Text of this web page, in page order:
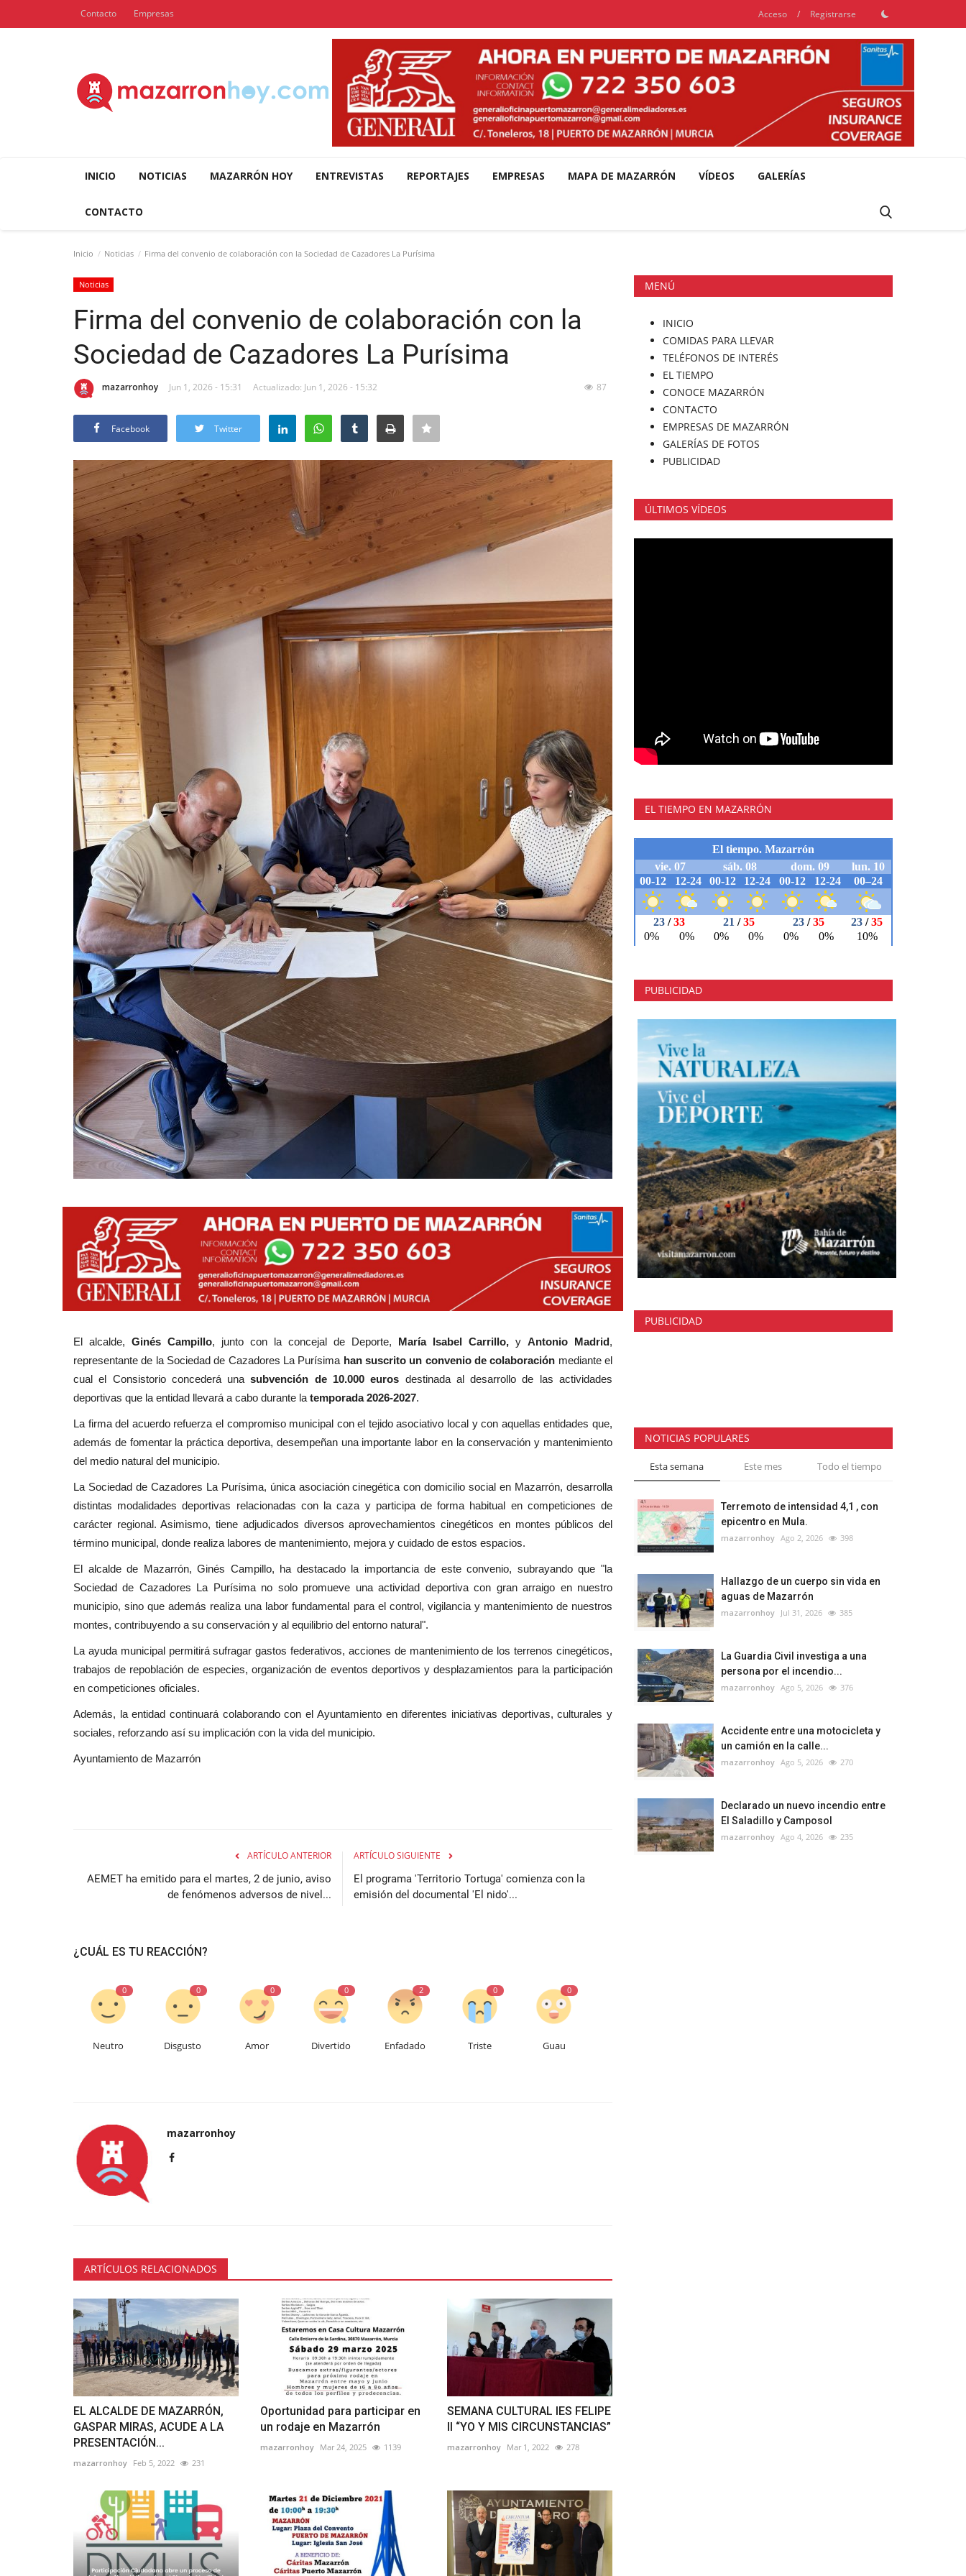
Contacto Empresas Acceso / Registrarse
INICIO NOTICIAS MAZARRÓN HOY ENTREVISTAS REPORTAJES EMPRESAS MAPA DE MAZARRÓN VÍDEOS GALERÍAS
CONTACTO
Inicio Noticias Firma del convenio de colaboración con la Sociedad de Cazadores La Purísima
Noticias
Firma del convenio de colaboración con la
Sociedad de Cazadores La Purísima
mazarronhoy Jun 1, 2026 - 15:31 Actualizado: Jun 1, 2026 - 15:32 87
Facebook Twitter
El alcalde, Ginés Campillo, junto con la concejal de Deporte, María Isabel Carrillo, y Antonio Madrid,
representante de la Sociedad de Cazadores La Purísima han suscrito un convenio de colaboración mediante el
cual el Consistorio concederá unasubvención de 10.000 euros destinada al desarrollo de las actividades
deportivas que la entidad llevará a cabo durante la temporada 2026-2027.
La firma del acuerdo refuerza el compromiso municipal con el tejido asociativo local y con aquellas entidades que,
además de fomentar la práctica deportiva, desempeñan una importante labor en la conservación y mantenimiento
del medio natural del municipio.
La Sociedad de Cazadores La Purísima, única asociación cinegética con domicilio social en Mazarrón, desarrolla
distintas modalidades deportivas relacionadas con la caza y participa de forma habitual en competiciones de
carácter regional. Asimismo, tiene adjudicados diversos aprovechamientos cinegéticos en montes públicos del
término municipal, donde realiza labores de mantenimiento, mejora y cuidado de estos espacios.
El alcalde de Mazarrón, Ginés Campillo, ha destacado la importancia de este convenio, subrayando que "la
Sociedad de Cazadores La Purísima no solo promueve una actividad deportiva con gran arraigo en nuestro
municipio, sino que además realiza una labor fundamental para el control, vigilancia y mantenimiento de nuestros
montes, contribuyendo a su conservación y al equilibrio del entorno natural".
La ayuda municipal permitirá sufragar gastos federativos, acciones de mantenimiento de los terrenos cinegéticos,
trabajos de repoblación de especies, organización de eventos deportivos y desplazamientos para la participación
en competiciones oficiales.
Además, la entidad continuará colaborando con el Ayuntamiento en diferentes iniciativas deportivas, culturales y
sociales, reforzando así su implicación con la vida del municipio.
Ayuntamiento de Mazarrón
ARTÍCULO ANTERIOR
AEMET ha emitido para el martes, 2 de junio, aviso
de fenómenos adversos de nivel...
ARTÍCULO SIGUIENTE
El programa 'Territorio Tortuga' comienza con la
emisión del documental 'El nido'...
¿CUÁL ES TU REACCIÓN?
0
Neutro
0
Disgusto
0
Amor
0
Divertido
2
Enfadado
0
Triste
0
Guau
mazarronhoy
ARTÍCULOS RELACIONADOS
EL ALCALDE DE MAZARRÓN,
GASPAR MIRAS, ACUDE A LA
PRESENTACIÓN...
mazarronhoy Feb 5, 2022 231
Oportunidad para participar en
un rodaje en Mazarrón
mazarronhoy Mar 24, 2025 1139
SEMANA CULTURAL IES FELIPE
II “YO Y MIS CIRCUNSTANCIAS”
mazarronhoy Mar 1, 2022 278
MENÚ
INICIO
COMIDAS PARA LLEVAR
TELÉFONOS DE INTERÉS
EL TIEMPO
CONOCE MAZARRÓN
CONTACTO
EMPRESAS DE MAZARRÓN
GALERÍAS DE FOTOS
PUBLICIDAD
ÚLTIMOS VÍDEOS
EL TIEMPO EN MAZARRÓN
PUBLICIDAD
PUBLICIDAD
NOTICIAS POPULARES
Esta semana Este mes Todo el tiempo
Terremoto de intensidad 4,1 , con
epicentro en Mula.
mazarronhoy Ago 2, 2026 398
Hallazgo de un cuerpo sin vida en
aguas de Mazarrón
mazarronhoy Jul 31, 2026 385
La Guardia Civil investiga a una
persona por el incendio...
mazarronhoy Ago 5, 2026 376
Accidente entre una motocicleta y
un camión en la calle...
mazarronhoy Ago 5, 2026 270
Declarado un nuevo incendio entre
El Saladillo y Camposol
mazarronhoy Ago 4, 2026 235